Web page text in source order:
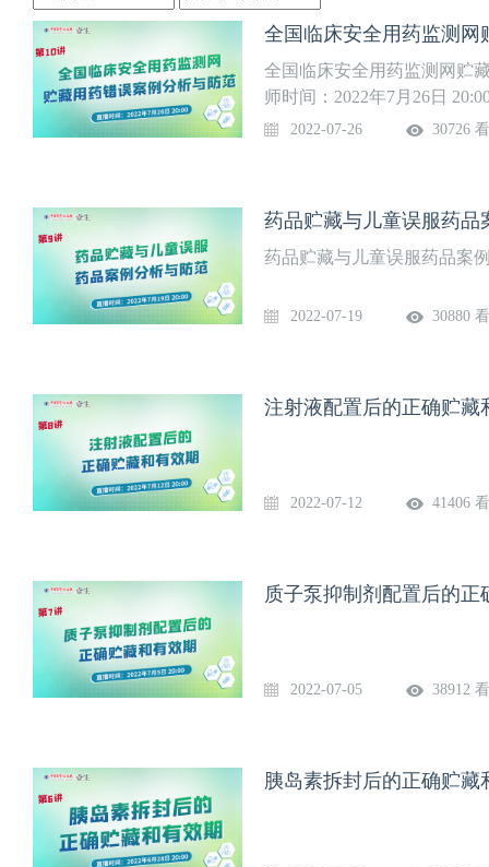
全国临床安全用药监测网
全国临床安全用药监测网贮
师时间：2022年7月26日
2022-07-26 30726
药品贮藏与儿童误服药品
药品贮藏与儿童误服药品案
2022-07-19 30880
注射液配置后的正确贮藏
2022-07-12 41406
质子泵抑制剂配置后的正
2022-07-05 38912
胰岛素拆封后的正确贮藏